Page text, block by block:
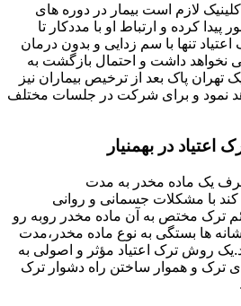
لازم است بیمار در دوره های
کرده و ارتباط او با مددکار تا
تنها با سم زدایی و بدون درمان
نخواهد داشت و احتمال بازگشت به
تهران پاک بعد از ترخیص بیماران نیز
نمود و برای شرکت در جلسات مختلف
در بهمنیار
یک ماده مخدر به مدت
با مشکلات جسمانی و روانی
ترک مختص به آن ماده مخدر روبه رو
ها بستگی به نوع ماده مخدر،مدت
روش ترک اعتیاد مؤثر و اصولی به
ترک و هموار ساختن راه دشوار ترک